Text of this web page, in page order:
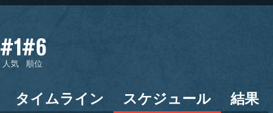
#1
人気
#6
順位
タイムライン スケジュール 結果